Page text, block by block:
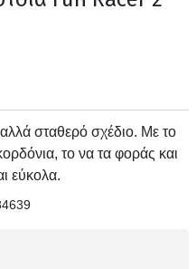
σταθερό σχέδιο. Με το
το να τα φοράς και
εύκολα.